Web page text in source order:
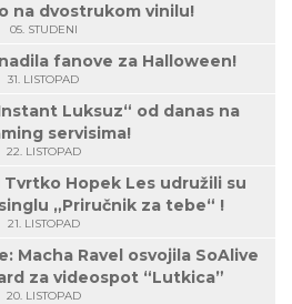
na dvostrukom vinilu!
05. STUDENI
fanove za Halloween!
31. LISTOPAD
Luksuz“ od danas na
servisima!
22. LISTOPAD
Tvrtko Hopek Les udružili su
„Priručnik za tebe“ !
21. LISTOPAD
Macha Ravel osvojila SoAlive
za videospot “Lutkica”
20. LISTOPAD